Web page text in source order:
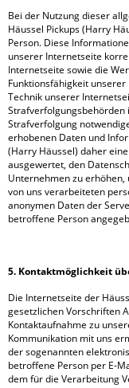
Bei der Nutzung dieser
Häussel Pickups (Harry
Person. Diese
unserer Internetseite
Internetseite sowie die
Funktionsfähigkeit
Technik unserer
Strafverfolgungsbehörden
Strafverfolgung
erhobenen Daten und
(Harry Häussel) daher
ausgewertet, den
Unternehmen zu
von uns verarbeiteten
anonymen Daten der
betroffene Person
5. Kontaktmöglichkeit
Die Internetseite der
gesetzlichen Vorschriften
Kontaktaufnahme zu
Kommunikation mit uns
der sogenannten
betroffene Person per E-
dem für die Verarbeitung